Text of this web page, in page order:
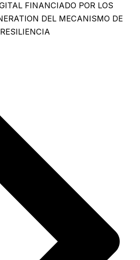
FINANCIADO POR LOS
DEL MECANISMO DE